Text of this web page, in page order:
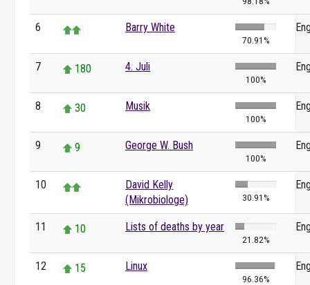
6 Barry White
70.91%
7 180 4. Juli
100%
8 30 Musik
100%
9 9 George W. Bush
100%
10
David Kelly
(Mikrobiologe)
30.91%
11 10 Lists of deaths by year
21.82%
12 15 Linux
96.36%